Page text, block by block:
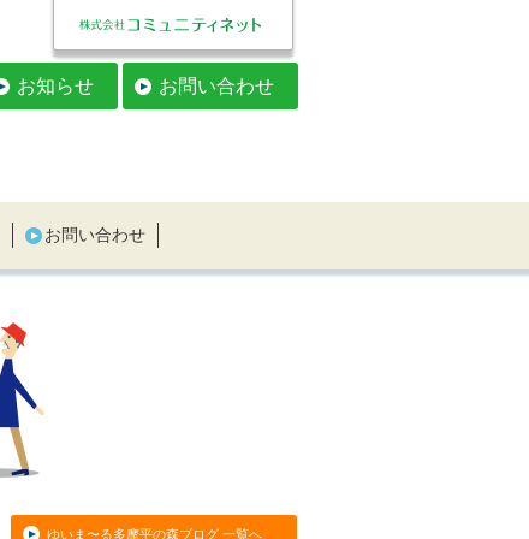
お知らせ お問い合わせ
お問い合わせ
ゆいま〜る多摩平の森ブログ 一覧へ